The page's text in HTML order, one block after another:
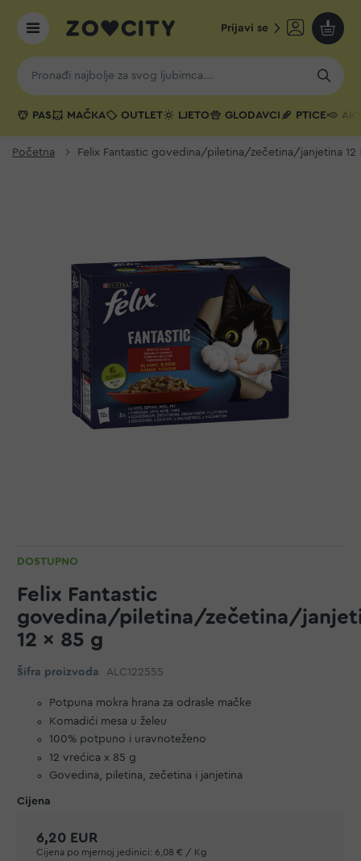
Prijavi se
Moja
PAS MAČKA OUTLET LJETO GLODAVCI PTICE
Početna Felix Fantastic govedina/piletina/zečetina/janjetina 12
DOSTUPNO
Felix Fantastic
govedina/piletina/zečetina/
12 x 85 g
Šifra proizvoda ALC122555
Potpuna mokra hrana za odrasle mačke
Komadići mesa u želeu
100% potpuno i uravnoteženo
12 vrećica x 85 g
Govedina, piletina, zečetina i janjetina
6,20 EUR
Cijena po mjernoj jedinici: 6,08 € / Kg